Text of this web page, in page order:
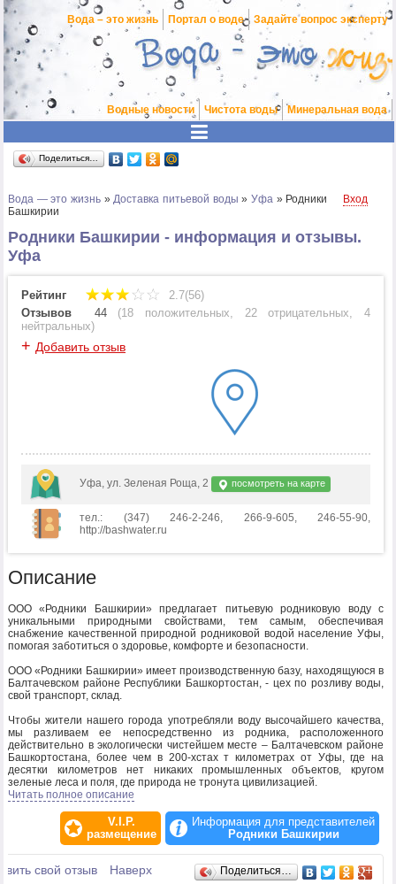
Вода – это жизнь Портал о воде Задайте вопрос эксперту
Водные новости Чистота воды Минеральная вода
Поделиться…
Вода — это жизнь»Доставка питьевой воды » Уфа» Родники
Башкирии
Вход
Родники Башкирии - информация и отзывы.
Уфа
Рейтинг
2.7(56)
Отзывов
44(18 положительных, 22 отрицательных,4
нейтральных)
+ Добавить отзыв
Уфа, ул. Зеленая Роща, 2 посмотреть на карте
тел.: (347) 246-2-246, 266-9-605, 246-55-90,
http://bashwater.ru
Описание
ООО «Родники Башкирии» предлагает питьевую родниковую воду с
уникальными природными свойствами, тем самым, обеспечивая
снабжение качественной природной родниковой водой население Уфы,
помогая заботиться о здоровье, комфорте и безопасности.
ООО «Родники Башкирии» имеет производственную базу, находящуюся в
Балтачевском районе Республики Башкортостан, - цех по розливу воды,
свой транспорт, склад.
Чтобы жители нашего города употребляли воду высочайшего качества,
мы разливаем ее непосредственно из родника, расположенного
действительно в экологически чистейшем месте – Балтачевском районе
Башкортостана, более чем в 200-хстах т километрах от Уфы, где на
десятки километров нет никаких промышленных объектов, кругом
зеленые леса и поля, где природа не тронута цивилизацией.
расположенном непосредственно возле источника, что позволяет
сохранить ее полезные свойства, созданные самой природой. Все
операции по розливу питьевой родниковой воды «БАШКИРСКИЙ
РОДНИК» выполняются на оборудовании автоматически без контакта с
руками человека.
Читать полное описание
V.I.P.
размещение
Информация для представителей
Родники Башкирии
Отзывы
свой отзыв Наверх Поделиться…